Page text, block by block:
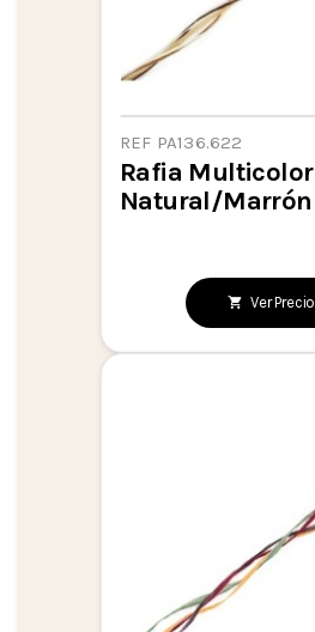
REF PA136.622
Rafia Multicolor
Natural/marrón
Ver Precio